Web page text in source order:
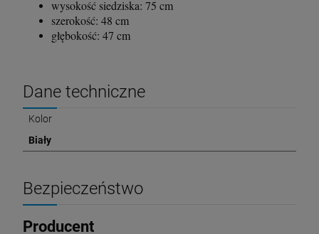
wysokość siedziska: 75 cm
szerokość: 48 cm
głębokość: 47 cm
Dane techniczne
Kolor
Biały
Bezpieczeństwo
Producent